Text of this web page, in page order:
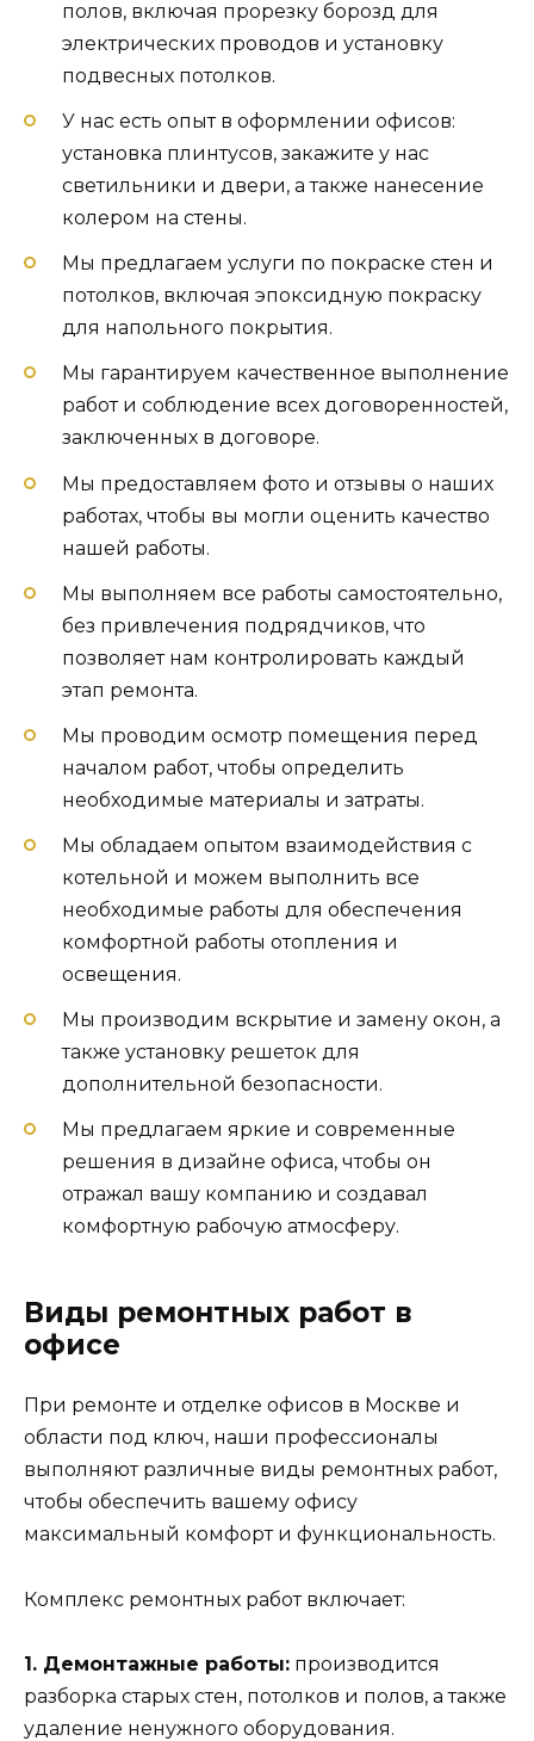
полов, включая прорезку борозд для
электрических проводов и установку
подвесных потолков.
У нас есть опыт в оформлении офисов:
установка плинтусов, закажите у нас
светильники и двери, а также нанесение
колером на стены.
Мы предлагаем услуги по покраске стен и
потолков, включая эпоксидную покраску
для напольного покрытия.
Мы гарантируем качественное выполнение
работ и соблюдение всех договоренностей,
заключенных в договоре.
Мы предоставляем фото и отзывы о наших
работах, чтобы вы могли оценить качество
нашей работы.
Мы выполняем все работы самостоятельно,
без привлечения подрядчиков, что
позволяет нам контролировать каждый
этап ремонта.
Мы проводим осмотр помещения перед
началом работ, чтобы определить
необходимые материалы и затраты.
Мы обладаем опытом взаимодействия с
котельной и можем выполнить все
необходимые работы для обеспечения
комфортной работы отопления и
освещения.
Мы производим вскрытие и замену окон, а
также установку решеток для
дополнительной безопасности.
Мы предлагаем яркие и современные
решения в дизайне офиса, чтобы он
отражал вашу компанию и создавал
комфортную рабочую атмосферу.
Виды ремонтных работ в
офисе
При ремонте и отделке офисов в Москве и
области под ключ, наши профессионалы
выполняют различные виды ремонтных работ,
чтобы обеспечить вашему офису
максимальный комфорт и функциональность.
Комплекс ремонтных работ включает:
1. Демонтажные работы: производится
разборка старых стен, потолков и полов, а также
удаление ненужного оборудования.